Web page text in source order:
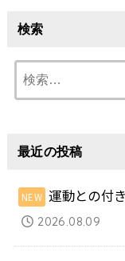
検索
最近の投稿
運動との付
2026.08.09